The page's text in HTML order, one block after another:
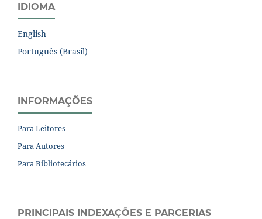
IDIOMA
English
Português (Brasil)
INFORMAÇÕES
Para Leitores
Para Autores
Para Bibliotecários
PRINCIPAIS INDEXAÇÕES E PARCERIAS